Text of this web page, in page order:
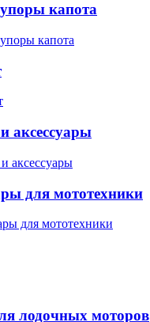
капота
аксессуары
для мототехники
лодочных моторов